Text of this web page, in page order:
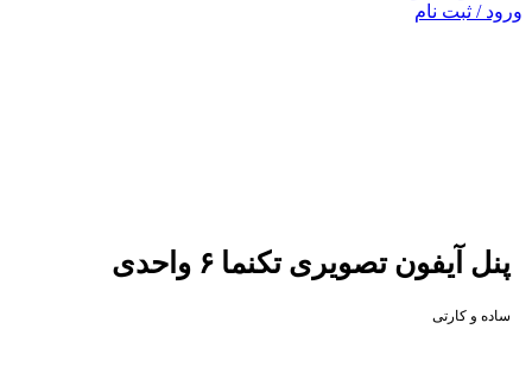
ورود / ثبت نام
پنل آیفون تصویری تکنما ۶ واحدی
ساده و کارتی